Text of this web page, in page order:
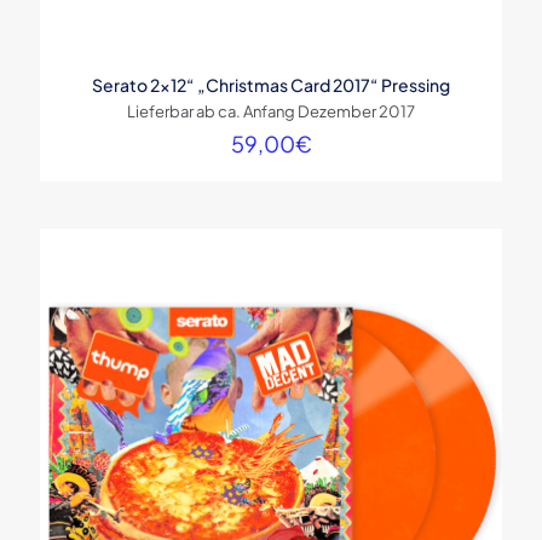
Serato 2×12“ „Christmas Card 2017“ Pressing
Lieferbar ab ca. Anfang Dezember 2017
59,00€